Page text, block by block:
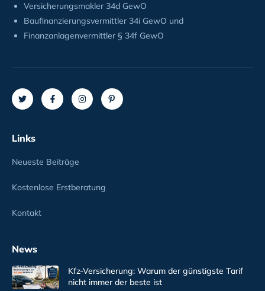
Versicherungsmakler 34d GewO
Baufinanzierungsvermittler 34i GewO und
Finanzanlagenvermittler § 34f GewO
Links
Neueste Beiträge
Kostenlose Erstberatung
Kontakt
News
Kfz-Versicherung: Warum der günstigste Tarif
nicht immer der beste ist